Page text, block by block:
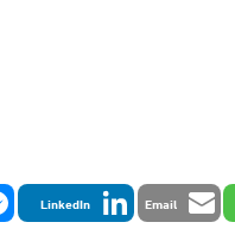
Email
LinkedIn